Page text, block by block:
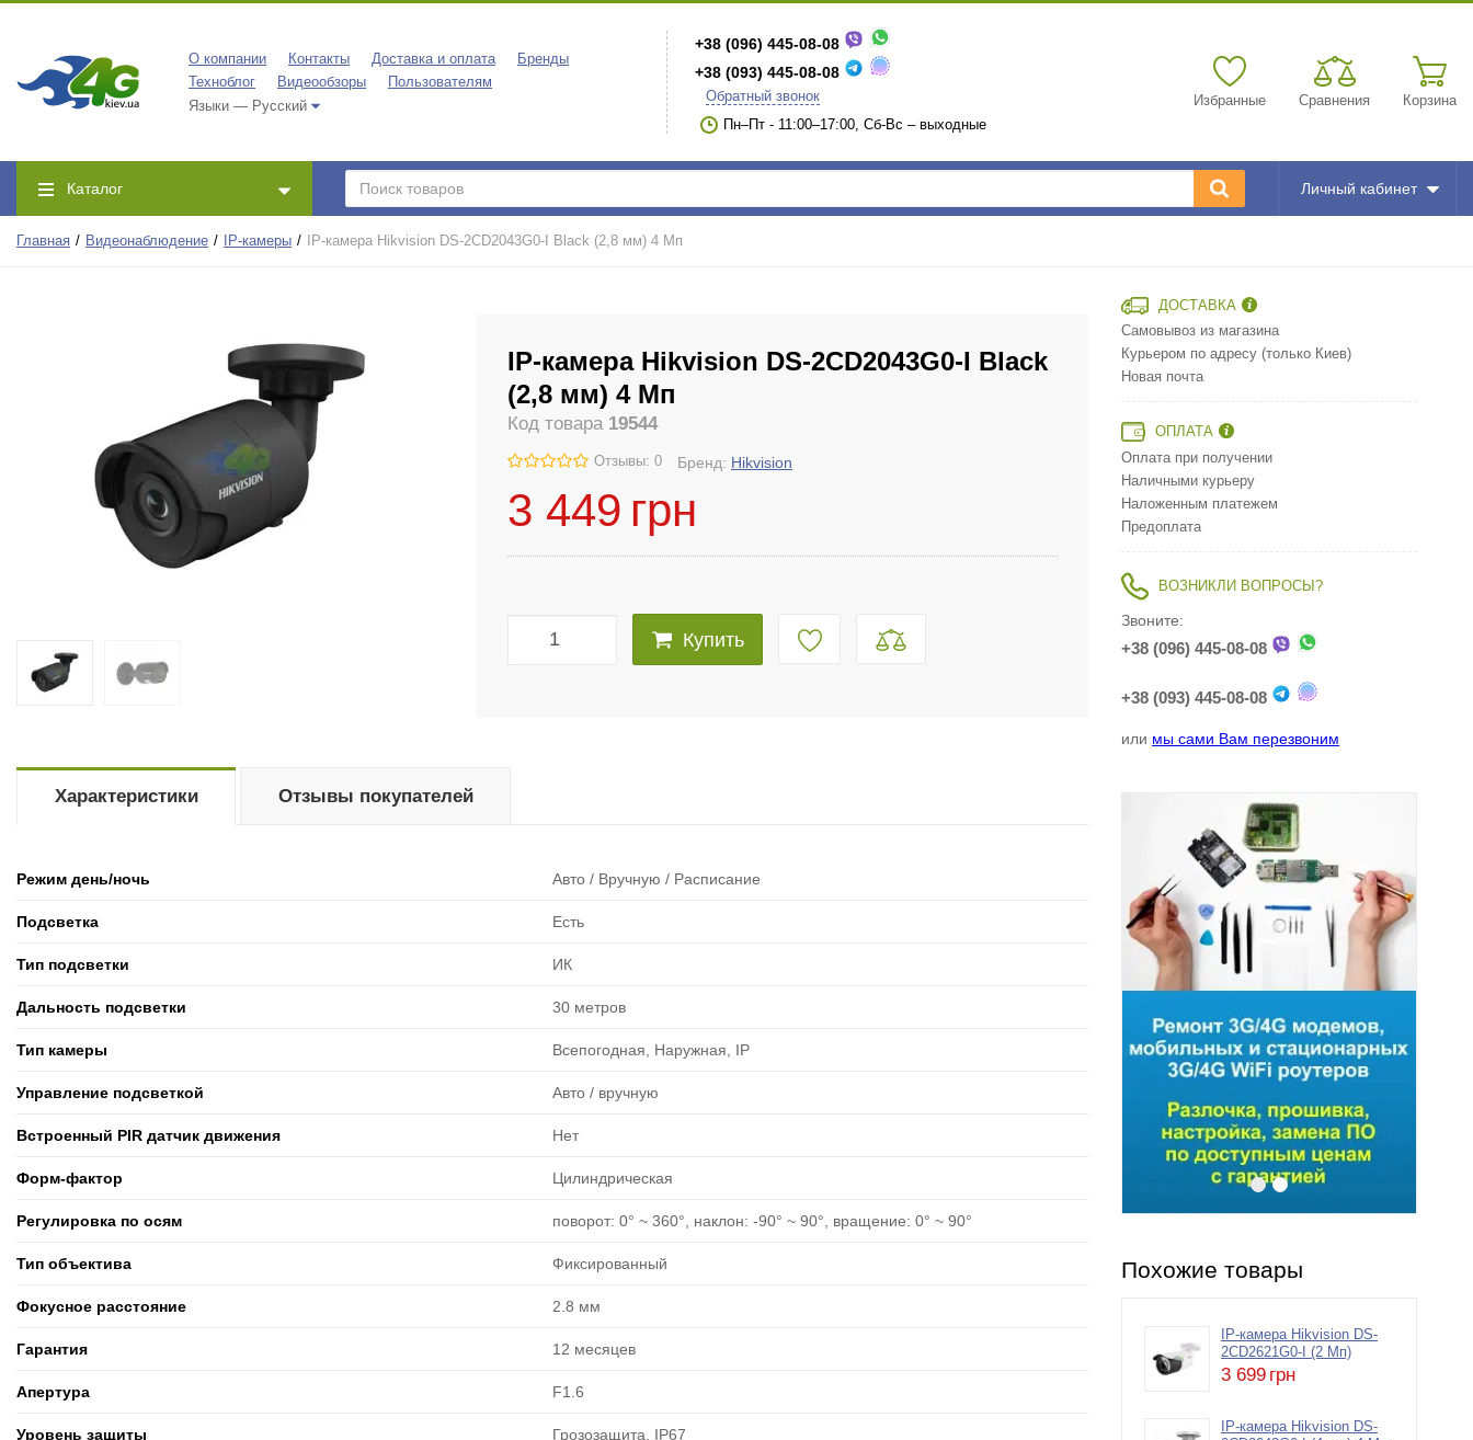
О компании Контакты Доставка и оплата
Бренды
Техноблог
Видеообзоры
Пользователям
Языки — Русский
+38 (096) 445-08-08
+38 (093) 445-08-08
Обратный звонок
Пн–Пт - 11:00–17:00, Сб-Вс – выходные
Избранные Сравнения Корзина
Каталог Личный кабинет
Главная Видеонаблюдение IP-камеры IP-камера Hikvision DS-2CD2043G0-I Black (2,8 мм) 4 Мп
IP-камера Hikvision DS-2CD2043G0-I Black
(2,8 мм) 4 Мп
Код товара 19544
Отзывы: 0 Бренд: Hikvision
3 449 грн
Купить
Характеристики
Режим день/ночь Авто / Вручную / Расписание
Подсветка Есть
Тип подсветки ИК
Дальность подсветки 30 метров
Тип камеры Всепогодная, Наружная, IP
Управление подсветкой Авто / вручную
Встроенный PIR датчик движения Нет
Форм-фактор Цилиндрическая
Регулировка по осям поворот: 0° ~ 360°, наклон: -90° ~ 90°, вращение: 0° ~ 90°
Тип объектива Фиксированный
Фокусное расстояние 2.8 мм
Гарантия 12 месяцев
Апертура F1.6
Уровень защиты Грозозащита, IP67
Отзывы покупателей
ДОСТАВКА
Самовывоз из магазина
Курьером по адресу (только Киев)
Новая почта
ОПЛАТА
Оплата при получении
Наличными курьеру
Наложенным платежем
Предоплата
ВОЗНИКЛИ ВОПРОСЫ?
Звоните:
+38 (096) 445-08-08
+38 (093) 445-08-08
или мы сами Вам перезвоним
Похожие товары
IP-камера Hikvision DS-
2CD2621G0-I (2 Мп)
3 699 грн
IP-камера Hikvision DS-